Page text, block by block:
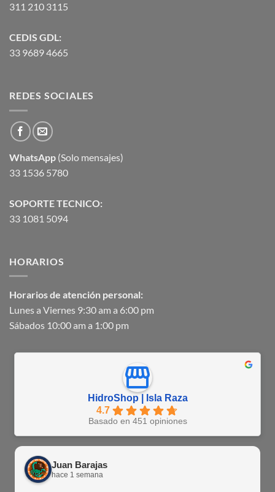
311 210 3115
CEDIS GDL:
33 9689 4665
REDES SOCIALES
WhatsApp (Solo mensajes)
33 1536 5780
SOPORTE TECNICO:
33 1081 5094
HORARIOS
Horarios de atención personal:
Lunes a Viernes 9:30 am a 6:00 pm
Sábados 10:00 am a 1:00 pm
HidroShop | Isla Raza
4.7
Basado en 451 opiniones
Juan Barajas
hace 1 semana